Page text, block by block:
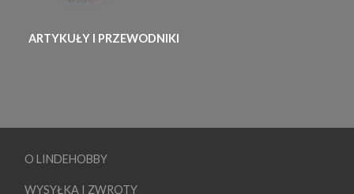
ARTYKUŁY I PRZEWODNIKI
O LINDEHOBBY
WYSYŁKA I ZWROTY